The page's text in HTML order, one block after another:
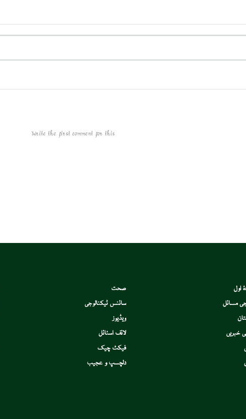
Write the first comment for this!
اول
مسائل
خبریں
صحت
سائنس ٹیکنالوجی
ویڈیوز
لائف اسٹائل
فیکٹ چیک
دلچسپ و عجیب